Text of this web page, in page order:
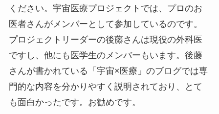
ください。宇宙医療プロジェクトでは、プロのお
医者さんがメンバーとして参加しているのです。
プロジェクトリーダーの後藤さんは現役の外科医
ですし、他にも医学生のメンバーもいます。後藤
さんが書かれている「宇宙×医療」のブログでは専
門的な内容を分かりやすく説明されており、とて
も面白かったです。お勧めです。